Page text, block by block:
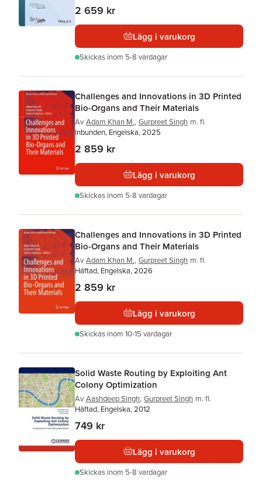
2 659 kr
Lägg i varukorg
Skickas inom 5-8 vardagar
Challenges and Innovations in 3D Printed
Bio-Organs and Their Materials
Av Adam Khan M., Gurpreet Singh m. fl.
Inbunden, Engelska, 2025
2 859 kr
Lägg i varukorg
Skickas inom 5-8 vardagar
Challenges and Innovations in 3D Printed
Bio-Organs and Their Materials
Av Adam Khan M., Gurpreet Singh m. fl.
Häftad, Engelska, 2026
2 859 kr
Lägg i varukorg
Skickas inom 10-15 vardagar
Solid Waste Routing by Exploiting Ant
Colony Optimization
Av Aashdeep Singh, Gurpreet Singh m. fl.
Häftad, Engelska, 2012
749 kr
Lägg i varukorg
Skickas inom 5-8 vardagar